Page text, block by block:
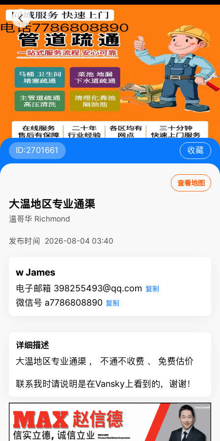
ID:2701661 收藏
查看地图
大温地区专业通渠
温哥华 Richmond
发布时间 2026-08-04 03:40
w James
电子邮箱 398255493@qq.com 复制
微信号 a7786808890 复制
详细描述
大温地区专业通渠 ， 不通不收费 、 免费估价
联系我时请说明是在Vansky上看到的，谢谢！